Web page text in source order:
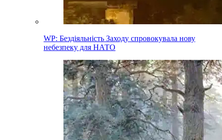
WP: Бездіяльність Заходу спровокувала нову
небезпеку для НАТО